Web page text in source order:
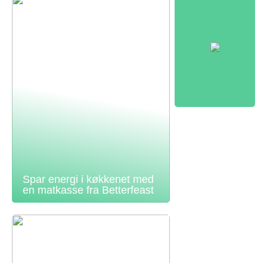
Spar energi i køkkenet med
en matkasse fra Betterfeast